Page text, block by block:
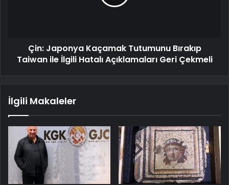
Çin: Japonya Kaçamak Tutumunu Bırakıp
Taiwan ile İlgili Hatalı Açıklamaları Geri Çekmeli
İlgili Makaleler